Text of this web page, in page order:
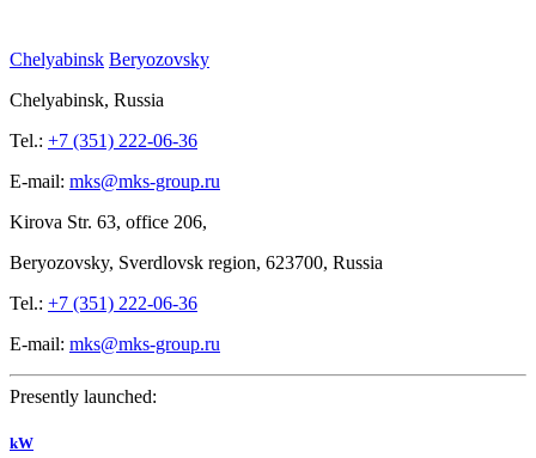
Chelyabinsk Beryozovsky
Chelyabinsk, Russia
Tel.: +7 (351) 222-06-36
E-mail: mks@mks-group.ru
Kirova Str. 63, office 206,
Beryozovsky, Sverdlovsk region, 623700, Russia
Tel.: +7 (351) 222-06-36
E-mail: mks@mks-group.ru
Presently launched:
kW